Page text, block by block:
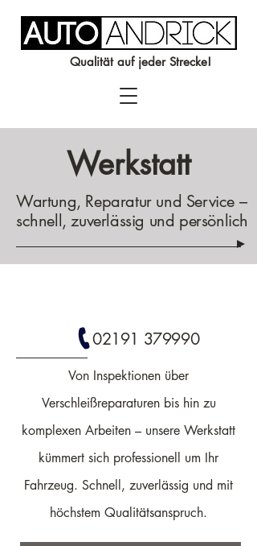
Qualität auf jeder Strecke!
Werkstatt
Wartung, Reparatur und Service –
schnell, zuverlässig und persönlich
02191 379990
Von Inspektionen über
Verschleißreparaturen bis hin zu
komplexen Arbeiten – unsere Werkstatt
kümmert sich professionell um Ihr
Fahrzeug. Schnell, zuverlässig und mit
höchstem Qualitätsanspruch.